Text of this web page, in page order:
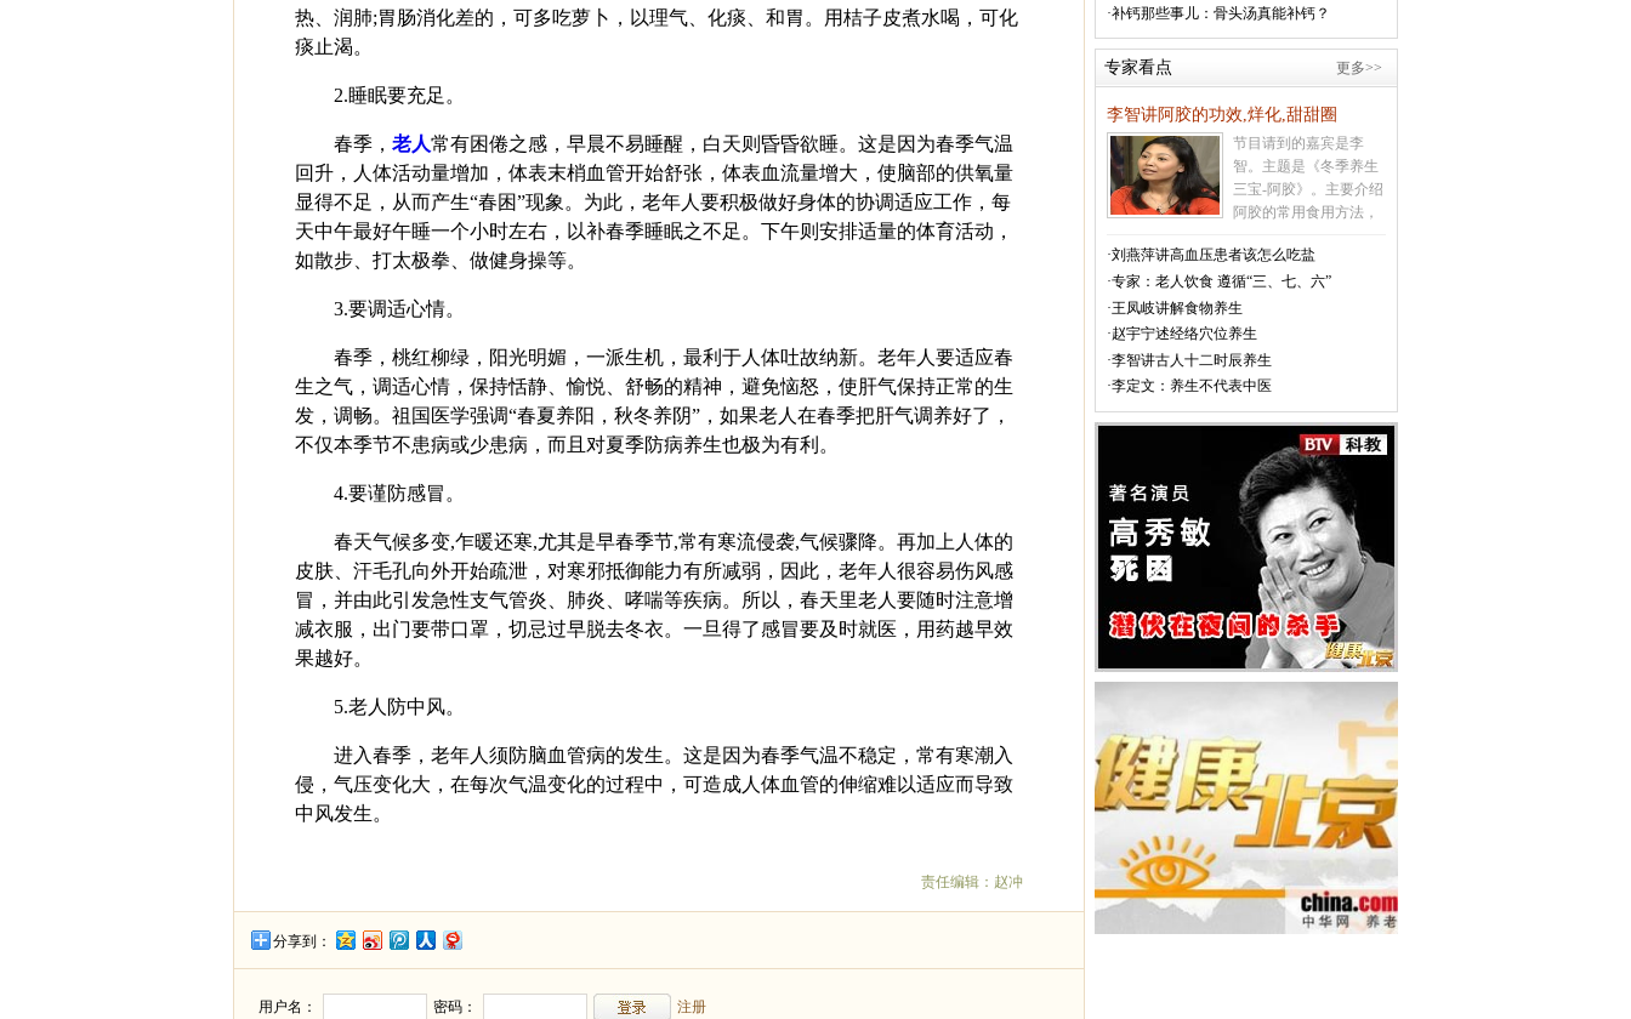
热、润肺;胃肠消化差的，可多吃萝卜，以理气、化痰、和胃。用桔子皮煮水喝，可化
痰止渴。
2.睡眠要充足。
春季， 老人常有困倦之感，早晨不易睡醒，白天则昏昏欲睡。这是因为春季气温
回升，人体活动量增加，体表末梢血管开始舒张，体表血流量增大，使脑部的供氧量
显得不足，从而产生“春困”现象。为此，老年人要积极做好身体的协调适应工作，每
天中午最好午睡一个小时左右，以补春季睡眠之不足。下午则安排适量的体育活动，
如散步、打太极拳、做健身操等。
3.要调适心情。
春季，桃红柳绿，阳光明媚，一派生机，最利于人体吐故纳新。老年人要适应春
生之气，调适心情，保持恬静、愉悦、舒畅的精神，避免恼怒，使肝气保持正常的生
发，调畅。祖国医学强调“春夏养阳，秋冬养阴”，如果老人在春季把肝气调养好了，
不仅本季节不患病或少患病，而且对夏季防病养生也极为有利。
4.要谨防感冒。
春天气候多变,乍暖还寒,尤其是早春季节,常有寒流侵袭,气候骤降。再加上人体的
皮肤、汗毛孔向外开始疏泄，对寒邪抵御能力有所减弱，因此，老年人很容易伤风感
冒，并由此引发急性支气管炎、肺炎、哮喘等疾病。所以，春天里老人要随时注意增
减衣服，出门要带口罩，切忌过早脱去冬衣。一旦得了感冒要及时就医，用药越早效
果越好。
5.老人防中风。
进入春季，老年人须防脑血管病的发生。这是因为春季气温不稳定，常有寒潮入
侵，气压变化大，在每次气温变化的过程中，可造成人体血管的伸缩难以适应而导致
中风发生。
责任编辑：赵冲
分享到：
的天气变化的很快，老
年人及有心脑血管病史
的人在这种天气要特别
注意防范心脑血管意外
的发生[详情]
·补钙那些事儿：骨头汤真能补钙？
专家看点 更多>>
李智讲阿胶的功效,烊化,甜甜圈
节目请到的嘉宾是李
智。主题是《冬季养生
三宝-阿胶》。主要介绍
阿胶的常用食用方法，
何辨别真假阿胶，不宜
食用阿胶的人群，甜甜
圈的制作方法等相关内
容[详情]
·刘燕萍讲高血压患者该怎么吃盐
·专家：老人饮食 遵循“三、七、六”
·王凤岐讲解食物养生
·赵宇宁述经络穴位养生
·李智讲古人十二时辰养生
·李定文：养生不代表中医